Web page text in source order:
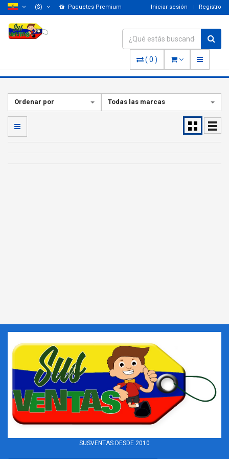
($) Paquetes Premium Iniciar sesión Registro
( 0 )
Ordenar por Todas las marcas
SUSVENTAS DESDE 2010